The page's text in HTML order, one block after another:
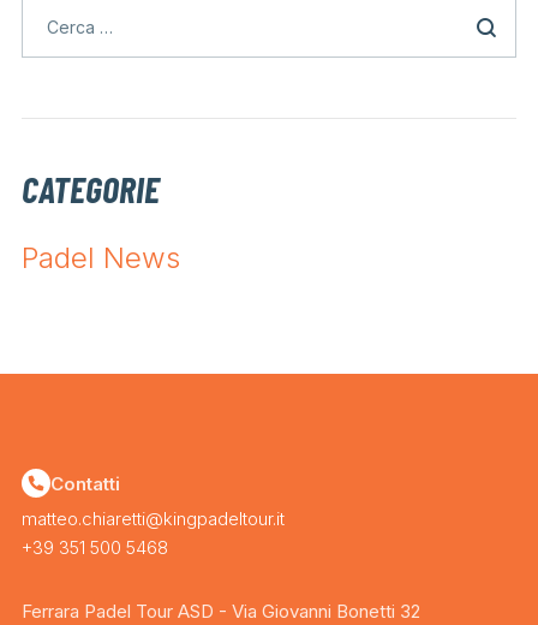
CATEGORIE
Padel News
Contatti
matteo.chiaretti@kingpadeltour.it
+39 351 500 5468
Ferrara Padel Tour ASD - Via Giovanni Bonetti 32